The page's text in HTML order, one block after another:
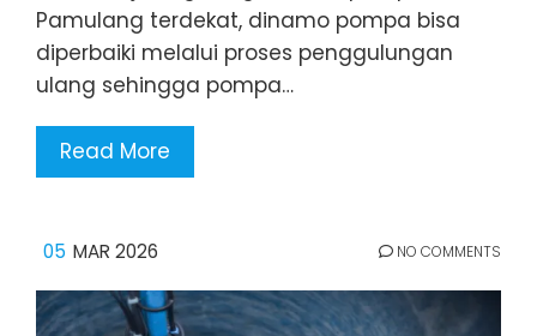
Pamulang terdekat, dinamo pompa bisa
diperbaiki melalui proses penggulungan
ulang sehingga pompa…
Read More
05 MAR 2026 NO COMMENTS